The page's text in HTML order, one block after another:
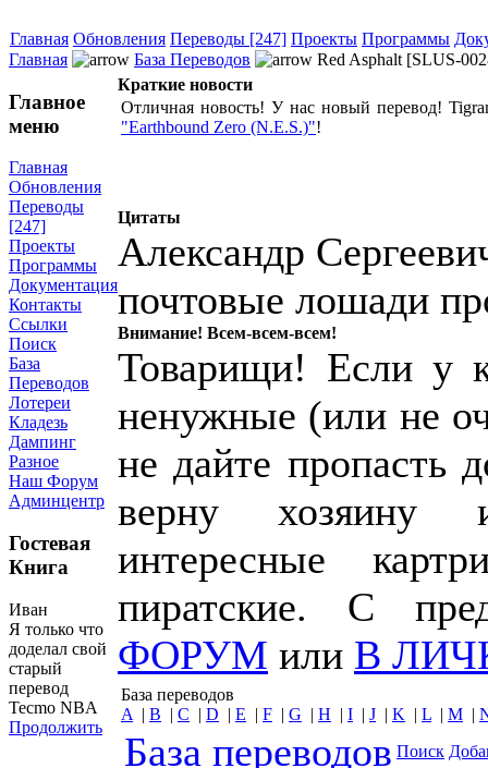
Главная Обновления Переводы [247] Проекты Программы
Главная
База Переводов Red Asphalt [SLUS-
Главное
меню
Главная
Обновления
Переводы
[247]
Проекты
Программы
Документация
Контакты
Ссылки
Поиск
База
Переводов
Лотереи
Кладезь
Дампинг
Разное
Наш Форум
Админцентр
Гостевая
Книга
Иван
Я только что
доделал свой
старый
перевод
Tecmo NBA
Продолжить
Краткие новости
Отличная новость! У нас новый перевод!
"Earthbound Zero (N.E.S.)"!
Цитаты
Александр
почтовые лошади
Внимание! Всем-всем-всем!
Товарищи! Если у
ненужные (или не
не дайте пропасть
верну хозяину
интересные
пиратские. С
ФОРУМ или В
База переводов
A | B | C | D | E | F | G | H | I | J | K | L | M |
База переводов Поиск